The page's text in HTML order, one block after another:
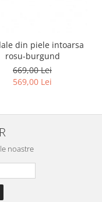
din piele intoarsa
rosu-burgund
669,00 Lei
569,00 Lei
noastre